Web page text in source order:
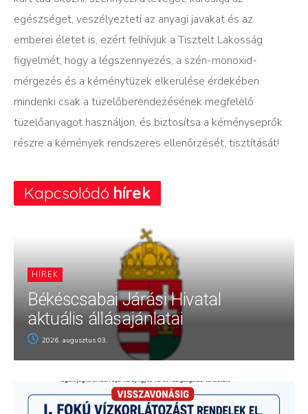
egészséget, veszélyezteti az anyagi javakat és az
emberei életet is, ezért felhívjuk a Tisztelt Lakosság
figyelmét, hogy a légszennyezés, a szén-monoxid-
mérgezés és a kéménytüzek elkerülése érdekében
mindenki csak a tüzelőberendezésének megfelelő
tüzelőanyagot használjon, és biztosítsa a kéményseprők
részre a kémények rendszeres ellenőrzését, tisztítását!
Kapcsolódó hírek
HÍREK
Békéscsabai Járási Hivatal
aktuális állásajánlatai
2026. augusztus 03.